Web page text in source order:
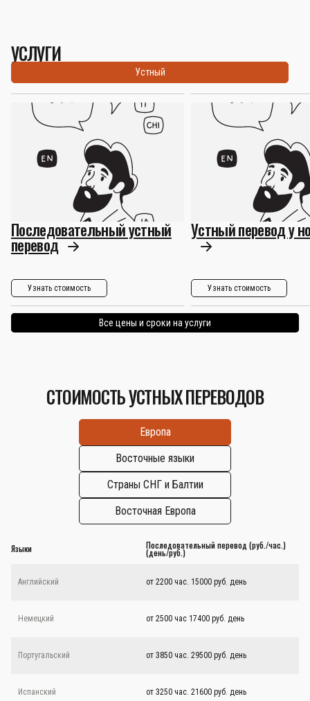
УСЛУГИ
Устный
Последовательный устный
перевод
Узнать стоимость
Устный перевод у
Узнать стоимость
Все цены и сроки на услуги
СТОИМОСТЬ УСТНЫХ ПЕРЕВОДОВ
Европа
Восточные языки
Страны СНГ и Балтии
Восточная Европа
Языки Последовательный перевод (руб./час.)
(день/руб.)
Английский от 2200 час. 15000 руб. день
Немецкий от 2500 час 17400 руб. день
Португальский от 3850 час. 29500 руб. день
Испанский от 3250 час. 21600 руб. день